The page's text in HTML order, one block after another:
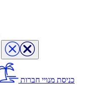
כניסת מנויי חברות